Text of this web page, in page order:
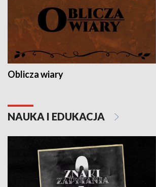
Oblicza wiary
NAUKA I EDUKACJA